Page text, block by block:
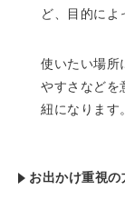
ど、目的によ
使いたい場所
やすさなどを
紐になります。
お出かけ重視